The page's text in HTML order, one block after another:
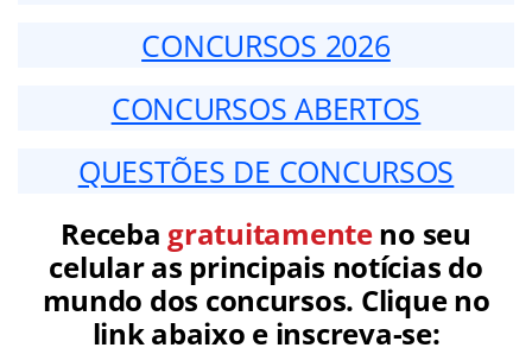
CONCURSOS 2026
CONCURSOS ABERTOS
QUESTÕES DE CONCURSOS
Receba gratuitamenteno seu
celular as principais notícias do
mundo dos concursos. Clique no
link abaixo e inscreva-se: